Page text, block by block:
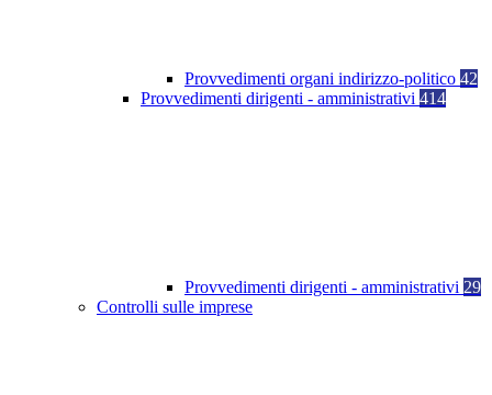
Provvedimenti organi indirizzo-politico 42
Provvedimenti dirigenti - amministrativi 414
Provvedimenti dirigenti - amministrativi 29
Controlli sulle imprese